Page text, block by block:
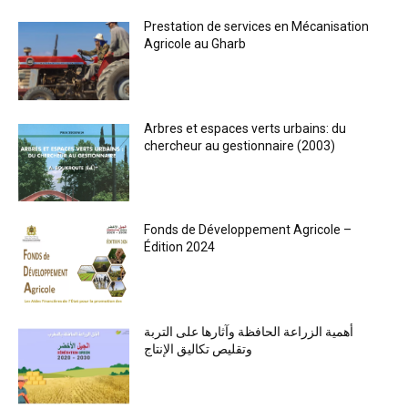
Prestation de services en Mécanisation
Agricole au Gharb
Arbres et espaces verts urbains: du
chercheur au gestionnaire (2003)
Fonds de Développement Agricole –
Édition 2024
أهمية الزراعة الحافظة وآثارها على التربة
وتقليص تكاليق الإنتاج